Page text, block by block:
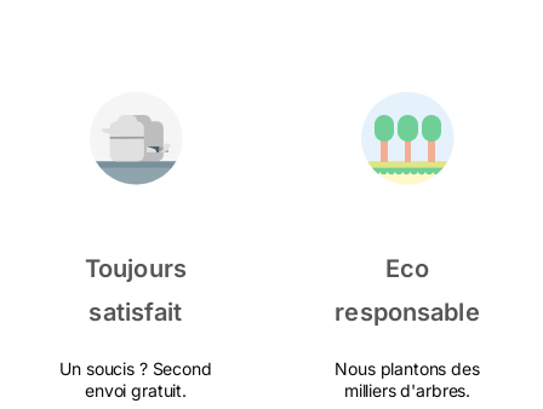
Toujours
satisfait
Un soucis ? Second
envoi gratuit.
Eco
responsable
Nous plantons des
milliers d'arbres.